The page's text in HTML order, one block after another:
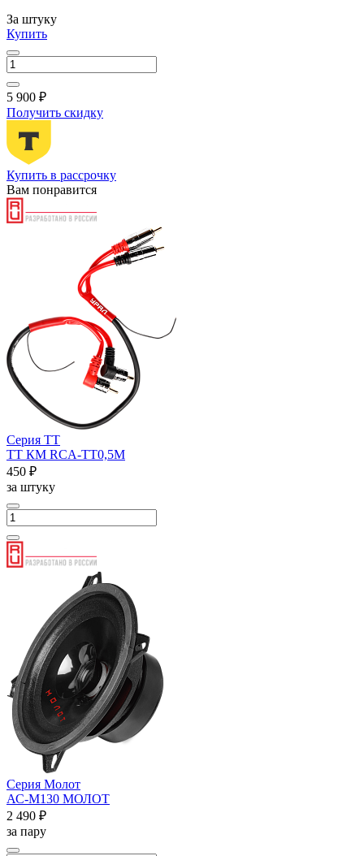
За штуку
Купить
5 900 ₽
Получить скидку
Купить в рассрочку
Вам понравится
Серия ТТ
ТТ КМ RCA-ТТ0,5М
450 ₽
за штуку
Серия Молот
АС-М130 МОЛОТ
2 490 ₽
за пару